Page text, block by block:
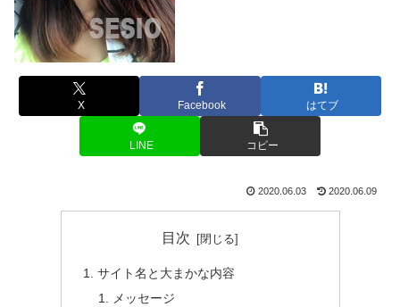
X Facebook はてブ
LINE コピー
2020.06.03 2020.06.09
目次
サイト名と大まかな内容
メッセージ